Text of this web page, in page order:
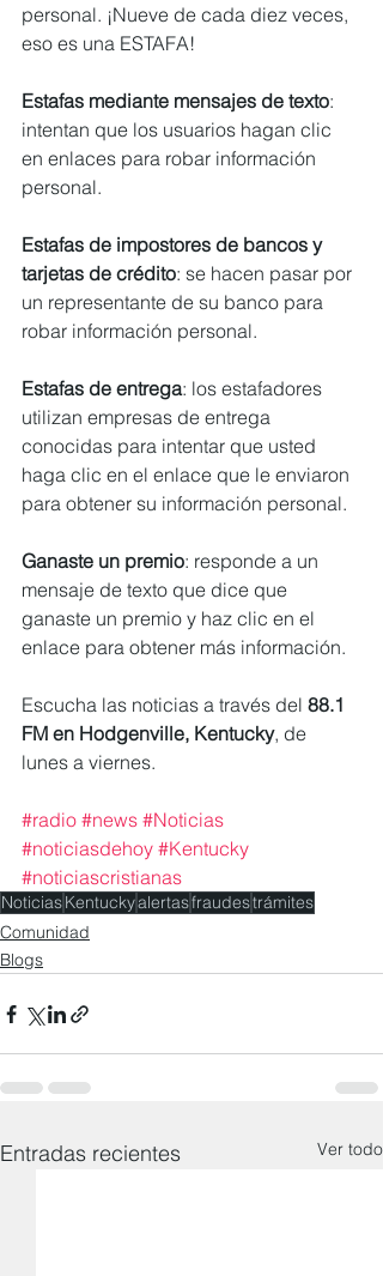
personal. ¡Nueve de cada diez veces,
eso es una ESTAFA!
Estafas mediante mensajes de texto:
intentan que los usuarios hagan clic
en enlaces para robar información
personal.
Estafas de impostores de bancos y
tarjetas de crédito: se hacen pasar por
un representante de su banco para
robar información personal.
Estafas de entrega: los estafadores
utilizan empresas de entrega
conocidas para intentar que usted
haga clic en el enlace que le enviaron
para obtener su información personal.
Ganaste un premio: responde a un
mensaje de texto que dice que
ganaste un premio y haz clic en el
enlace para obtener más información.
Escucha las noticias a través del 88.1
FM en Hodgenville, Kentucky, de
lunes a viernes.
#radio #news #Noticias
#noticiasdehoy #Kentucky
#noticiascristianas
NoticiasKentuckyalertasfraudestrámites
Comunidad
Blogs
Entradas recientes Ver todo